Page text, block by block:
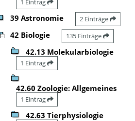
1 Eintrag
39 Astronomie 2 Einträge
42 Biologie 135 Einträge
42.13 Molekularbiologie
1 Eintrag
42.60 Zoologie: Allgemeines
1 Eintrag
42.63 Tierphysiologie